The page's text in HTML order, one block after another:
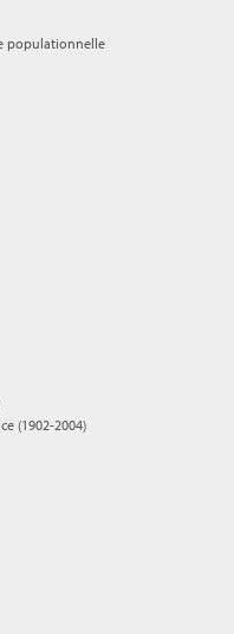
populationnelle
(1902-2004)